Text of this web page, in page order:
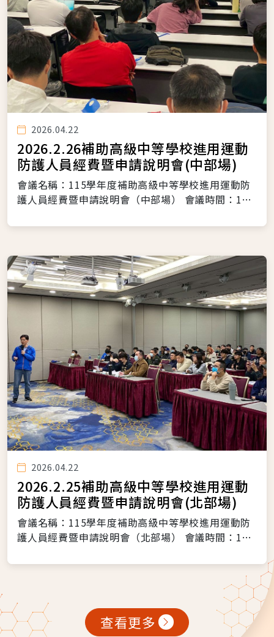
2026.04.22
2026.2.26補助高級中等學校進用運動
防護人員經費暨申請說明會(中部場)
會議名稱：115學年度補助高級中等學校進用運動防
護人員經費暨申請說明會（中部場） 會議時間：115
2026.04.22
2026.2.25補助高級中等學校進用運動
防護人員經費暨申請說明會(北部場)
會議名稱：115學年度補助高級中等學校進用運動防
護人員經費暨申請說明會（北部場） 會議時間：115
查看更多